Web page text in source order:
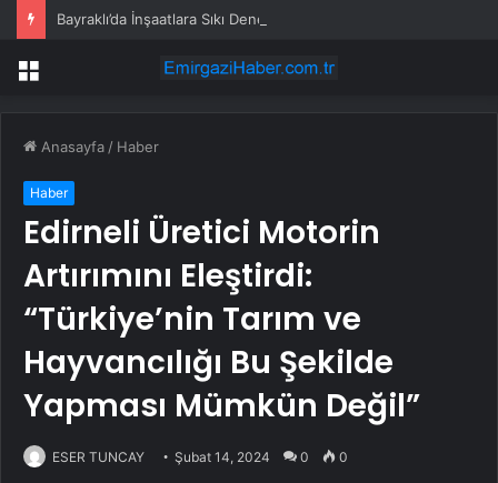
Bayraklı’da İnşaatlara Sıkı Denetim
Menü
Anasayfa / Haber
Haber
Edirneli Üretici Motorin
Artırımını Eleştirdi:
“Türkiye’nin Tarım ve
Hayvancılığı Bu Şekilde
Yapması Mümkün Değil”
ESER TUNCAY Şubat 14, 2024 0 0